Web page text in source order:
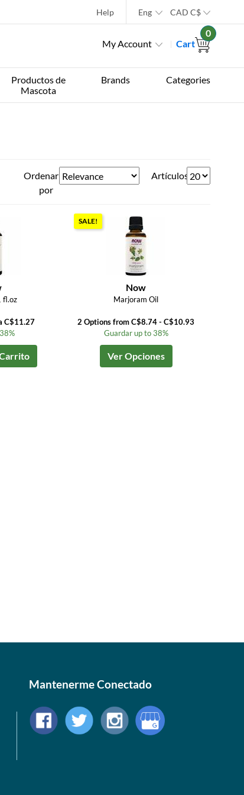
Help Eng CAD C$
My Account Cart
0
Productos de
Mascota
Brands Categories
Ordenar
por
Artículos
fl.oz
C$11.27
SALE!
Now
Marjoram Oil
2 Options from C$8.74 - C$10.93
Guardar up to 38%
Ver Opciones
Mantenerme Conectado